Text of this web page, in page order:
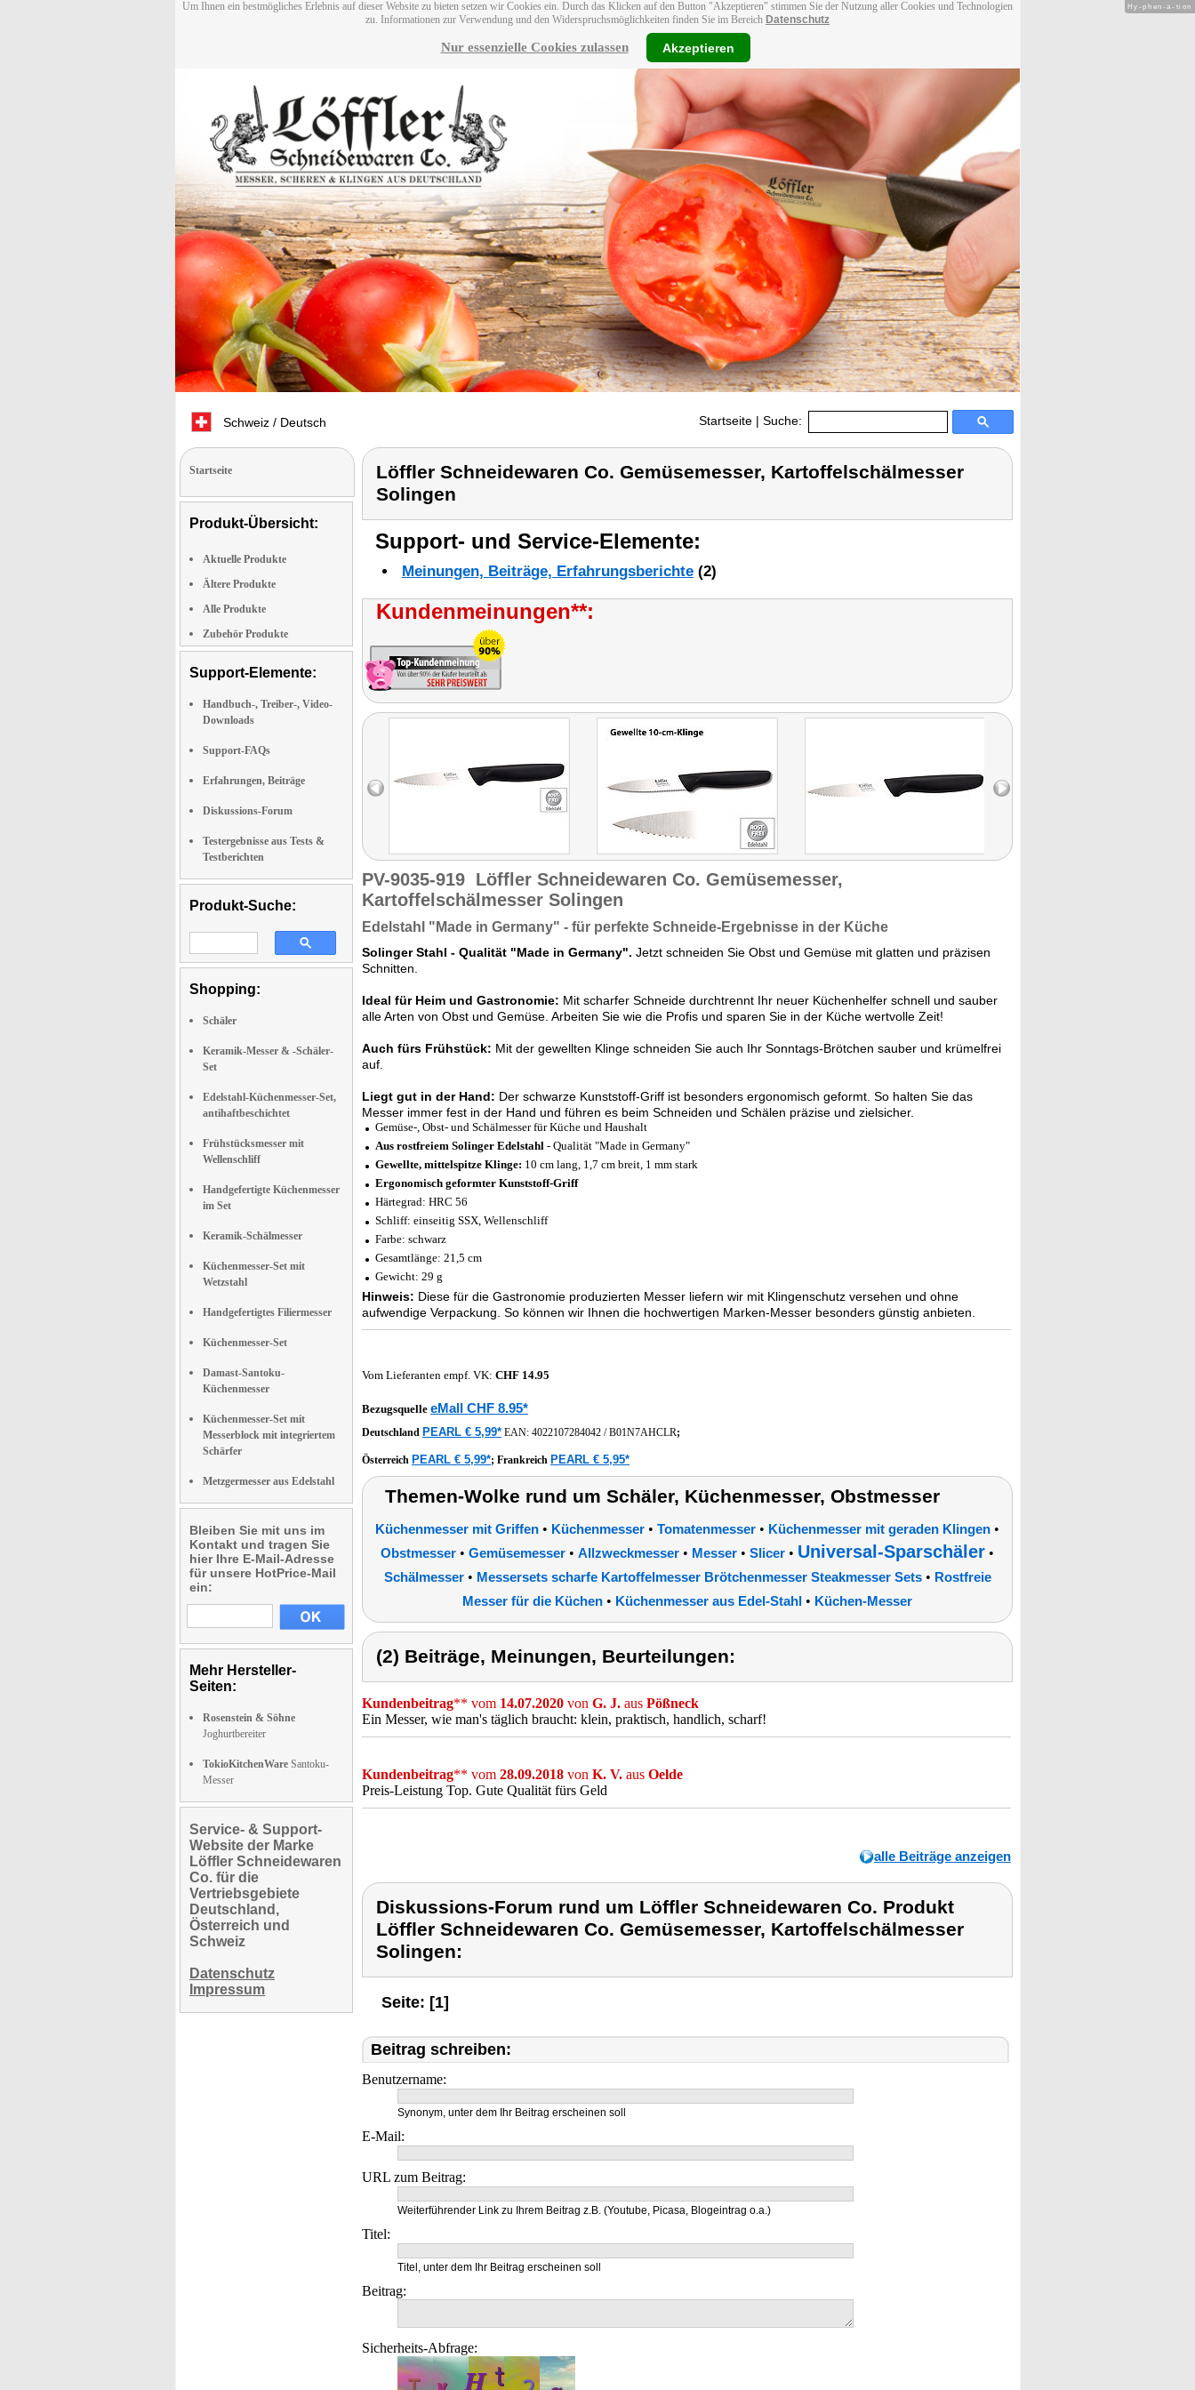
Um Ihnen ein bestmögliches Erlebnis auf dieser Website zu bieten setzen wir Cookies ein. Durch das Klicken auf den Button "Akzeptieren" stimmen Sie der Nutzung aller Cookies und Technologien
zu. Informationen zur Verwendung und den Widerspruchsmöglichkeiten finden Sie im Bereich Datenschutz
Nur essenzielle Cookies zulassen Akzeptieren
Schweiz / Deutsch Startseite | Suche:
Startseite
Produkt-Übersicht:
Aktuelle Produkte
Ältere Produkte
Alle Produkte
Zubehör Produkte
Support-Elemente:
Handbuch-, Treiber-, Video-
Downloads
Support-FAQs
Erfahrungen, Beiträge
Diskussions-Forum
Testergebnisse aus Tests &
Testberichten
Produkt-Suche:
Shopping:
Schäler
Keramik-Messer & -Schäler-
Set
Edelstahl-Küchenmesser-Set,
antihaftbeschichtet
Frühstücksmesser mit
Wellenschliff
Handgefertigte Küchenmesser
im Set
Keramik-Schälmesser
Küchenmesser-Set mit
Wetzstahl
Handgefertigtes Filiermesser
Küchenmesser-Set
Damast-Santoku-
Küchenmesser
Küchenmesser-Set mit
Messerblock mit integriertem
Schärfer
Metzgermesser aus Edelstahl
Bleiben Sie mit uns im
Kontakt und tragen Sie
hier Ihre E-Mail-Adresse
für unsere HotPrice-Mail
ein:
Mehr Hersteller-
Seiten:
Rosenstein & Söhne
Joghurtbereiter
TokioKitchenWare Santoku-
Messer
Service- & Support-
Website der Marke
Löffler Schneidewaren
Co. für die
Vertriebsgebiete
Deutschland,
Österreich und
Schweiz
Datenschutz
Impressum
Löffler Schneidewaren Co. Gemüsemesser, Kartoffelschälmesser
Solingen
Support- und Service-Elemente:
Meinungen, Beiträge, Erfahrungsberichte (2)
Kundenmeinungen**:
PV-9035-919 Löffler Schneidewaren Co. Gemüsemesser,
Kartoffelschälmesser Solingen
Edelstahl "Made in Germany" - für perfekte Schneide-Ergebnisse in der Küche
Solinger Stahl - Qualität "Made in Germany". Jetzt schneiden Sie Obst und Gemüse mit glatten und präzisen
Schnitten.
Ideal für Heim und Gastronomie: Mit scharfer Schneide durchtrennt Ihr neuer Küchenhelfer schnell und sauber
alle Arten von Obst und Gemüse. Arbeiten Sie wie die Profis und sparen Sie in der Küche wertvolle Zeit!
Auch fürs Frühstück: Mit der gewellten Klinge schneiden Sie auch Ihr Sonntags-Brötchen sauber und krümelfrei
auf.
Liegt gut in der Hand: Der schwarze Kunststoff-Griff ist besonders ergonomisch geformt. So halten Sie das
Messer immer fest in der Hand und führen es beim Schneiden und Schälen präzise und zielsicher.
Gemüse-, Obst- und Schälmesser für Küche und Haushalt
Aus rostfreiem Solinger Edelstahl - Qualität "Made in Germany"
Gewellte, mittelspitze Klinge: 10 cm lang, 1,7 cm breit, 1 mm stark
Ergonomisch geformter Kunststoff-Griff
Härtegrad: HRC 56
Schliff: einseitig SSX, Wellenschliff
Farbe: schwarz
Gesamtlänge: 21,5 cm
Gewicht: 29 g
Hinweis: Diese für die Gastronomie produzierten Messer liefern wir mit Klingenschutz versehen und ohne
aufwendige Verpackung. So können wir Ihnen die hochwertigen Marken-Messer besonders günstig anbieten.
Vom Lieferanten empf. VK: CHF 14.95
Bezugsquelle eMall CHF 8.95*
Deutschland PEARL € 5,99* EAN: 4022107284042 /B01N7AHCLR;
Österreich PEARL € 5,99*; Frankreich PEARL € 5,95*
Themen-Wolke rund um Schäler, Küchenmesser, Obstmesser
Küchenmesser mit Griffen • Küchenmesser • Tomatenmesser • Küchenmesser mit geraden Klingen •
Obstmesser • Gemüsemesser • Allzweckmesser • Messer • Slicer • Universal-Sparschäler •
Schälmesser• Messersets scharfe Kartoffelmesser Brötchenmesser Steakmesser Sets• Rostfreie
Messer für die Küchen • Küchenmesser aus Edel-Stahl • Küchen-Messer
(2) Beiträge, Meinungen, Beurteilungen:
Kundenbeitrag** vom 14.07.2020 von G. J. aus Pößneck
Ein Messer, wie man's täglich braucht: klein, praktisch, handlich, scharf!
Kundenbeitrag** vom 28.09.2018 von K. V. aus Oelde
Preis-Leistung Top. Gute Qualität fürs Geld
alle Beiträge anzeigen
Diskussions-Forum rund um Löffler Schneidewaren Co. Produkt
Löffler Schneidewaren Co. Gemüsemesser, Kartoffelschälmesser
Solingen:
Seite: [1]
Beitrag schreiben:
Benutzername:
Synonym, unter dem Ihr Beitrag erscheinen soll
E-Mail:
URL zum Beitrag:
Weiterführender Link zu Ihrem Beitrag z.B. (Youtube, Picasa, Blogeintrag o.a.)
Titel:
Titel, unter dem Ihr Beitrag erscheinen soll
Beitrag:
Sicherheits-Abfrage:
Hy-phen-a-tion